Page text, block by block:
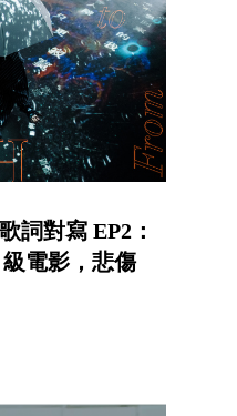
詞對寫 EP2：
電影，悲傷